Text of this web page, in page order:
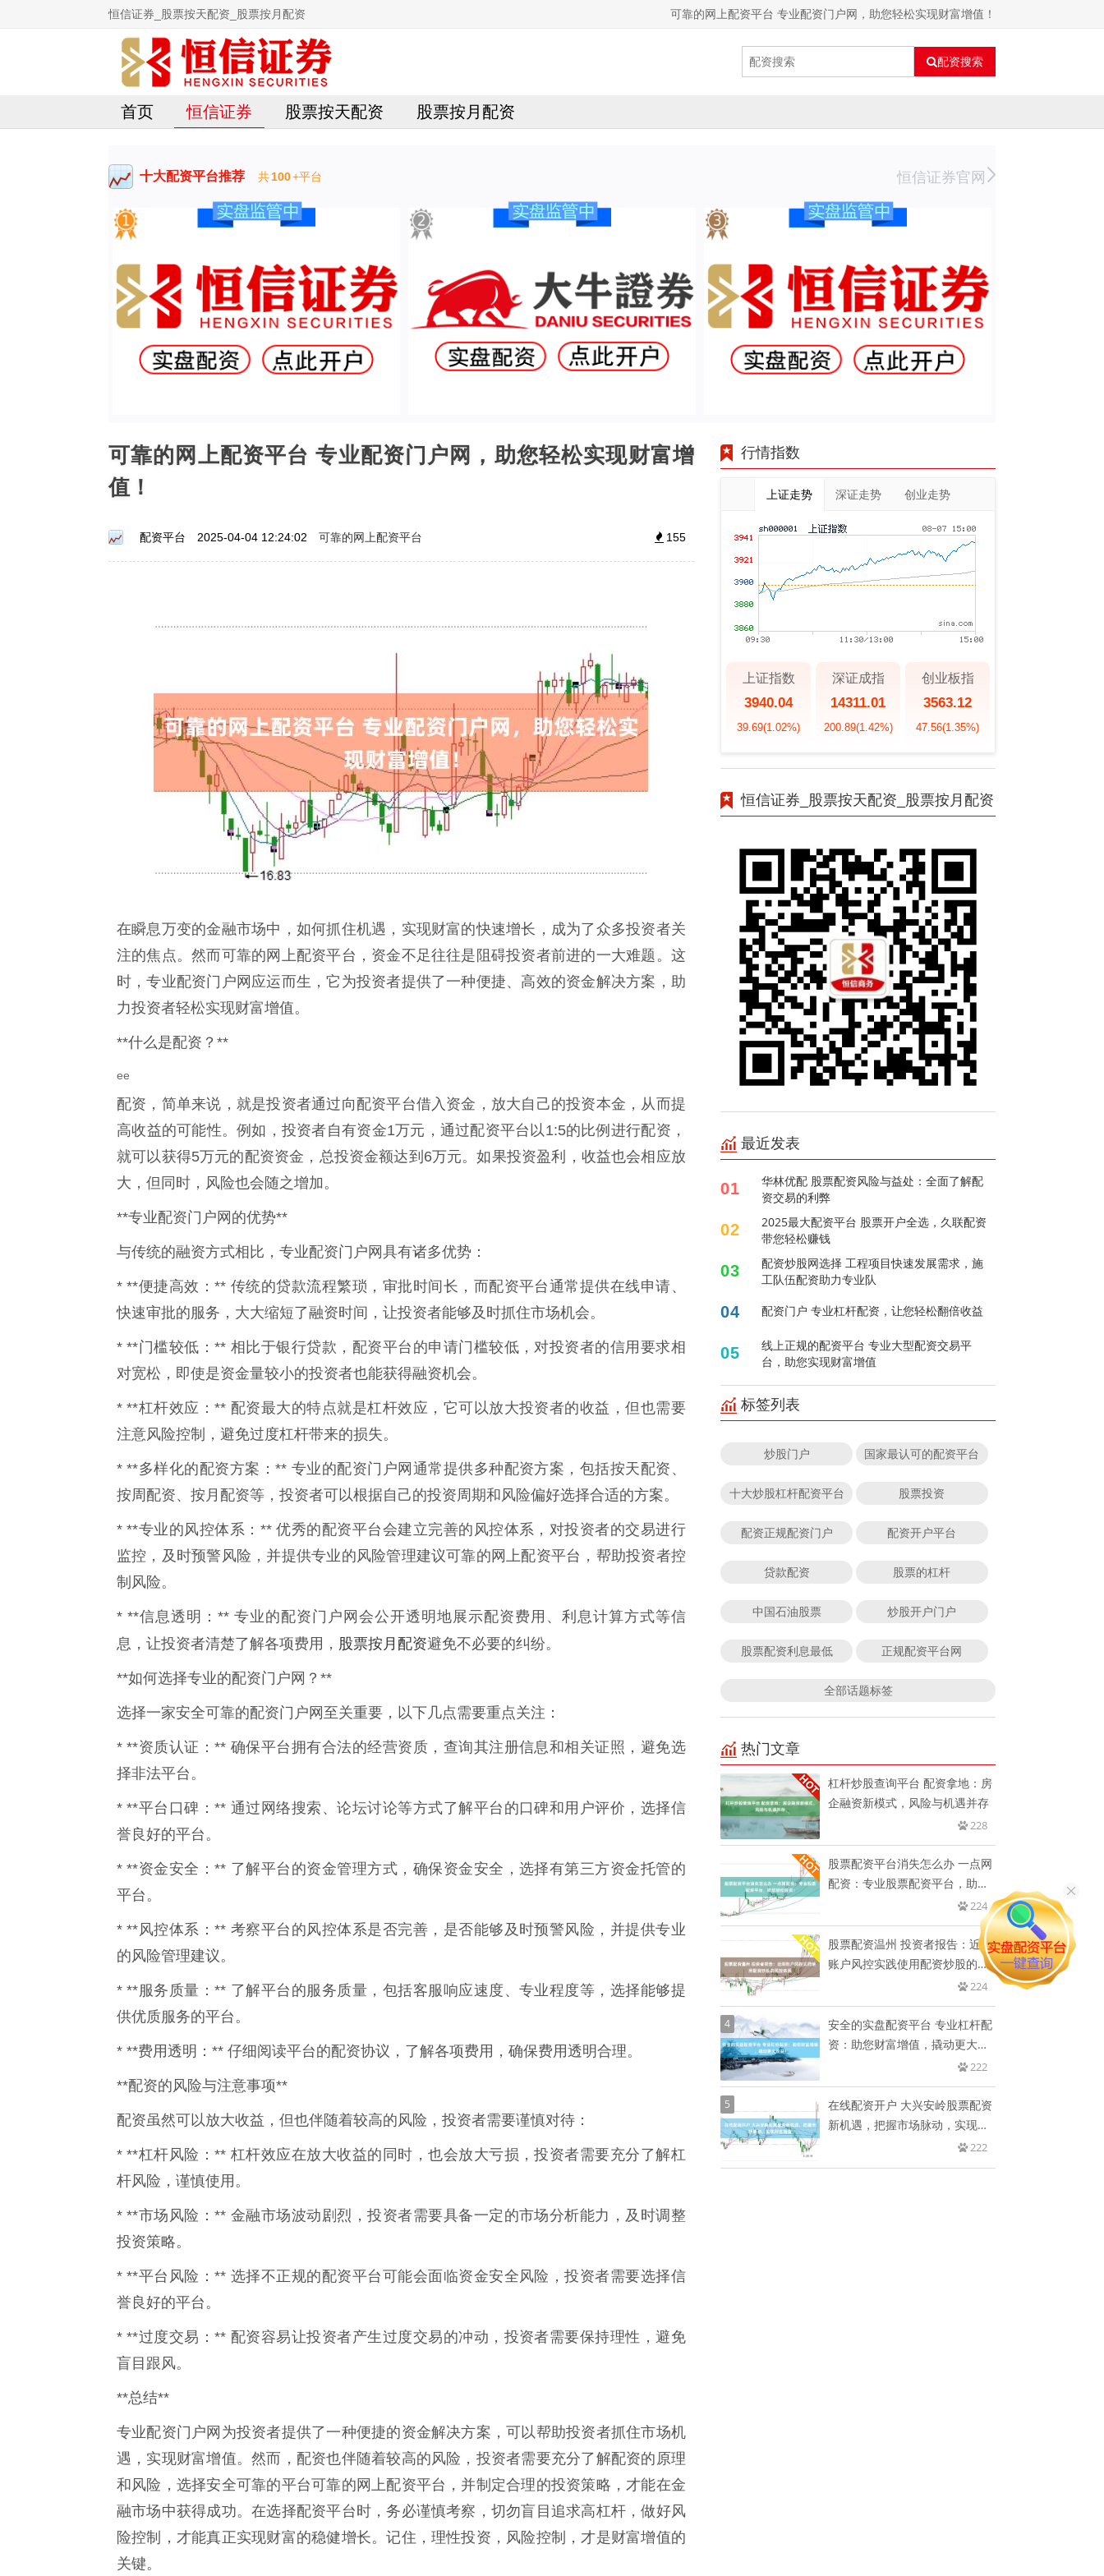
恒信证券_股票按天配资_股票按月配资 可靠的网上配资平台 专业配资门户网，助您轻松实现财富增值！
配资搜索
首页 恒信证券 股票按天配资 股票按月配资
十大配资平台推荐 共100+平台 恒信证券官网
可靠的网上配资平台 专业配资门户网，助您轻松实现财富增
值！
配资平台 2025-04-04 12:24:02 可靠的网上配资平台 155
在瞬息万变的金融市场中，如何抓住机遇，实现财富的快速增长，成为了众多投资者关
注的焦点。然而可靠的网上配资平台，资金不足往往是阻碍投资者前进的一大难题。这
时，专业配资门户网应运而生，它为投资者提供了一种便捷、高效的资金解决方案，助
力投资者轻松实现财富增值。
**什么是配资？**
ee
配资，简单来说，就是投资者通过向配资平台借入资金，放大自己的投资本金，从而提
高收益的可能性。例如，投资者自有资金1万元，通过配资平台以1:5的比例进行配资，
就可以获得5万元的配资资金，总投资金额达到6万元。如果投资盈利，收益也会相应放
大，但同时，风险也会随之增加。
**专业配资门户网的优势**
与传统的融资方式相比，专业配资门户网具有诸多优势：
* **便捷高效：** 传统的贷款流程繁琐，审批时间长，而配资平台通常提供在线申请、
快速审批的服务，大大缩短了融资时间，让投资者能够及时抓住市场机会。
* **门槛较低：** 相比于银行贷款，配资平台的申请门槛较低，对投资者的信用要求相
对宽松，即使是资金量较小的投资者也能获得融资机会。
* **杠杆效应：** 配资最大的特点就是杠杆效应，它可以放大投资者的收益，但也需要
注意风险控制，避免过度杠杆带来的损失。
* **多样化的配资方案：** 专业的配资门户网通常提供多种配资方案，包括按天配资、
按周配资、按月配资等，投资者可以根据自己的投资周期和风险偏好选择合适的方案。
* **专业的风控体系：** 优秀的配资平台会建立完善的风控体系，对投资者的交易进行
监控，及时预警风险，并提供专业的风险管理建议可靠的网上配资平台，帮助投资者控
制风险。
* **信息透明：** 专业的配资门户网会公开透明地展示配资费用、利息计算方式等信
息，让投资者清楚了解各项费用， 股票按月配资避免不必要的纠纷。
**如何选择专业的配资门户网？**
选择一家安全可靠的配资门户网至关重要，以下几点需要重点关注：
* **资质认证：** 确保平台拥有合法的经营资质，查询其注册信息和相关证照，避免选
择非法平台。
* **平台口碑：** 通过网络搜索、论坛讨论等方式了解平台的口碑和用户评价，选择信
誉良好的平台。
* **资金安全：** 了解平台的资金管理方式，确保资金安全，选择有第三方资金托管的
平台。
* **风控体系：** 考察平台的风控体系是否完善，是否能够及时预警风险，并提供专业
的风险管理建议。
* **服务质量：** 了解平台的服务质量，包括客服响应速度、专业程度等，选择能够提
供优质服务的平台。
* **费用透明：** 仔细阅读平台的配资协议，了解各项费用，确保费用透明合理。
**配资的风险与注意事项**
配资虽然可以放大收益，但也伴随着较高的风险，投资者需要谨慎对待：
* **杠杆风险：** 杠杆效应在放大收益的同时，也会放大亏损，投资者需要充分了解杠
杆风险，谨慎使用。
* **市场风险：** 金融市场波动剧烈，投资者需要具备一定的市场分析能力，及时调整
投资策略。
* **平台风险：** 选择不正规的配资平台可能会面临资金安全风险，投资者需要选择信
誉良好的平台。
* **过度交易：** 配资容易让投资者产生过度交易的冲动，投资者需要保持理性，避免
盲目跟风。
**总结**
专业配资门户网为投资者提供了一种便捷的资金解决方案，可以帮助投资者抓住市场机
遇，实现财富增值。然而，配资也伴随着较高的风险，投资者需要充分了解配资的原理
和风险，选择安全可靠的平台可靠的网上配资平台，并制定合理的投资策略，才能在金
融市场中获得成功。在选择配资平台时，务必谨慎考察，切勿盲目追求高杠杆，做好风
险控制，才能真正实现财富的稳健增长。记住，理性投资，风险控制，才是财富增值的
关键。
行情指数
上证走势 深证走势 创业走势
上证指数
3940.04
39.69(1.02%)
深证成指
14311.01
200.89(1.42%)
创业板指
3563.12
47.56(1.35%)
恒信证券_股票按天配资_股票按月配资
最近发表
01
华林优配 股票配资风险与益处：全面了解配
资交易的利弊
02
2025最大配资平台 股票开户全选，久联配资
带您轻松赚钱
03
配资炒股网选择 工程项目快速发展需求，施
工队伍配资助力专业队
04 配资门户 专业杠杆配资，让您轻松翻倍收益
05
线上正规的配资平台 专业大型配资交易平
台，助您实现财富增值
标签列表
炒股门户 国家最认可的配资平台
十大炒股杠杆配资平台 股票投资
配资正规配资门户 配资开户平台
贷款配资 股票的杠杆
中国石油股票 炒股开户门户
股票配资利息最低 正规配资平台网
全部话题标签
热门文章
杠杆炒股查询平台 配资拿地：房
企融资新模式，风险与机遇并存
228
股票配资平台消失怎么办 一点网
配资：专业股票配资平台，助您
224
股票配资温州 投资者报告：近期
账户风控实践使用配资炒股的风
224
4
安全的实盘配资平台 专业杠杆配
资：助您财富增值，撬动更大收
222
5
在线配资开户 大兴安岭股票配资
新机遇，把握市场脉动，实现财
222